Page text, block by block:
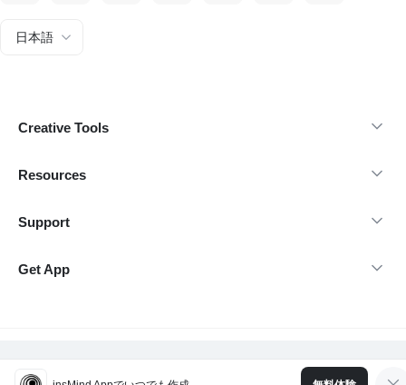
日本語
Creative Tools
Resources
Support
Get App
@Copyright 2026 insMind-無断転載を禁じます。